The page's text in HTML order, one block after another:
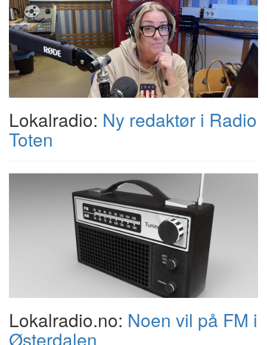
Lokalradio: Ny redaktør i Radio
Toten
Lokalradio.no: Noen vil på FM i
Østerdalen